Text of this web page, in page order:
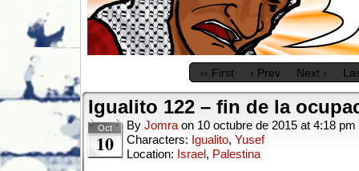
‹‹ First ‹ Prev Next ›
Igualito 122 – fin de la
Oct
10
By Jomra on 10 octubre de 2015 at 4:18 pm
Characters: Igualito, Yusef
Location: Israel, Palestina